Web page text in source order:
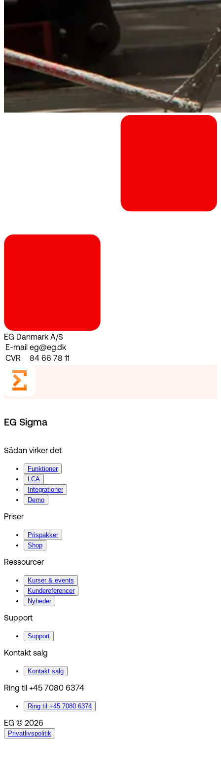
EG Danmark A/S
E-mail eg@eg.dk
CVR
84 66 78 11
EG Sigma
Sådan virker det
Funktioner
LCA
Integrationer
Demo
Priser
Prispakker
Shop
Ressourcer
Kurser & events
Kundereferencer
Nyheder
Support
Support
Kontakt salg
Kontakt salg
Ring til +45 7080 6374
Ring til +45 7080 6374
EG © 2026
Privatlivspolitik